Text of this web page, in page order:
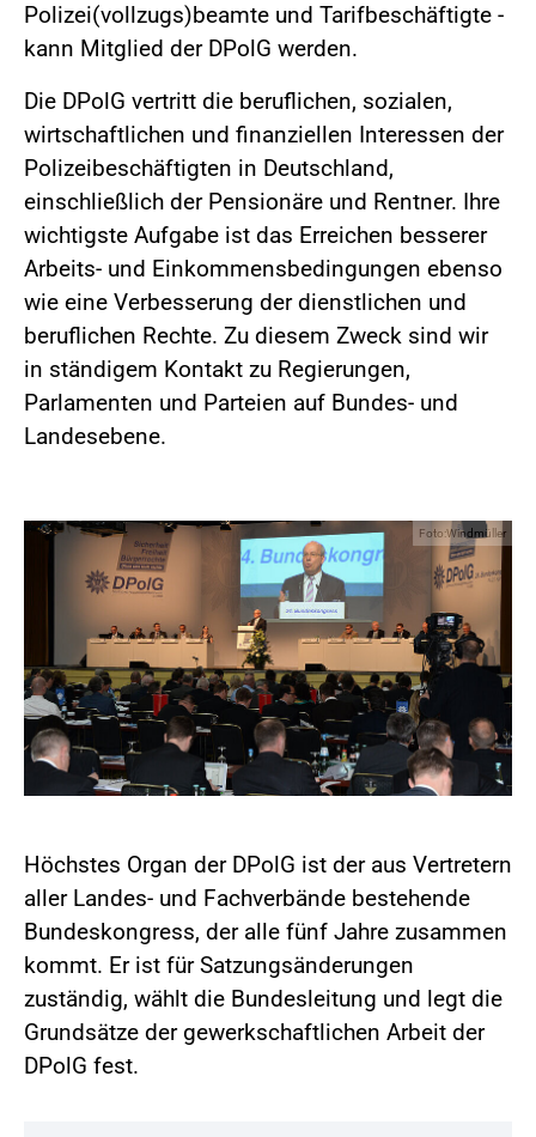
Polizei(vollzugs)beamte und Tarifbeschäftigte -
kann Mitglied der DPolG werden.
Die DPolG vertritt die beruflichen, sozialen,
wirtschaftlichen und finanziellen Interessen der
Polizeibeschäftigten in Deutschland,
einschließlich der Pensionäre und Rentner. Ihre
wichtigste Aufgabe ist das Erreichen besserer
Arbeits- und Einkommensbedingungen ebenso
wie eine Verbesserung der dienstlichen und
beruflichen Rechte. Zu diesem Zweck sind wir
in ständigem Kontakt zu Regierungen,
Parlamenten und Parteien auf Bundes- und
Landesebene.
Foto:Windmüller
Höchstes Organ der DPolG ist der aus Vertretern
aller Landes- und Fachverbände bestehende
Bundeskongress, der alle fünf Jahre zusammen
kommt. Er ist für Satzungsänderungen
zuständig, wählt die Bundesleitung und legt die
Grundsätze der gewerkschaftlichen Arbeit der
DPolG fest.